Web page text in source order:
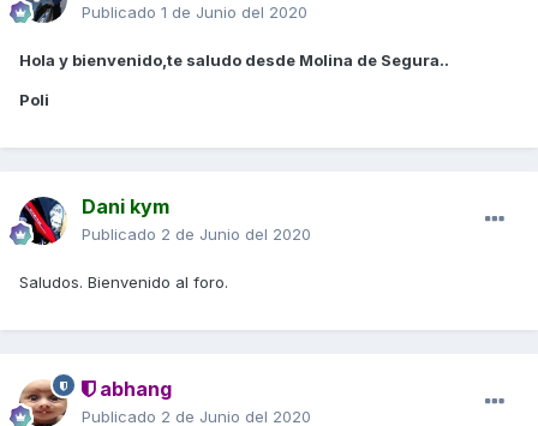
Publicado 1 de Junio del 2020
Hola y bienvenido,te saludo desde Molina de Segura..
Poli
Dani kym
Publicado 2 de Junio del 2020
Saludos. Bienvenido al foro.
abhang
Publicado 2 de Junio del 2020